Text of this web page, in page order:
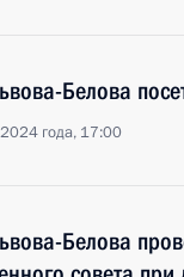
Белова
года, 17:00
Белова